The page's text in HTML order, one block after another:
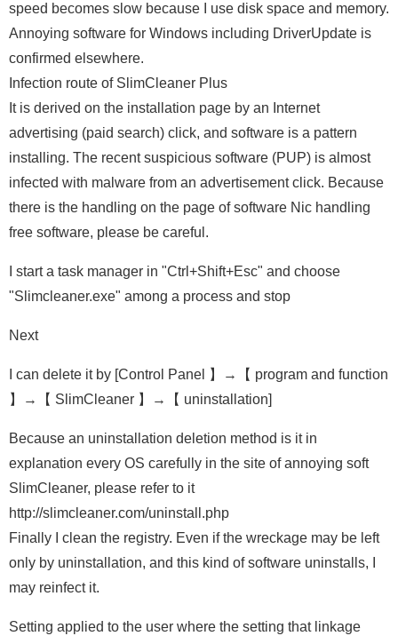
speed becomes slow because I use disk space and memory.
Annoying software for Windows including DriverUpdate is
confirmed elsewhere.
Infection route of SlimCleaner Plus
It is derived on the installation page by an Internet
advertising (paid search) click, and software is a pattern
installing. The recent suspicious software (PUP) is almost
infected with malware from an advertisement click. Because
there is the handling on the page of software Nic handling
free software, please be careful.
I start a task manager in "Ctrl+Shift+Esc" and choose
"Slimcleaner.exe" among a process and stop
Next
I can delete it by [Control Panel 】→【 program and function
】→【 SlimCleaner 】→【 uninstallation]
Because an uninstallation deletion method is it in
explanation every OS carefully in the site of annoying soft
SlimCleaner, please refer to it
http://slimcleaner.com/uninstall.php
Finally I clean the registry. Even if the wreckage may be left
only by uninstallation, and this kind of software uninstalls, I
may reinfect it.
Setting applied to the user where the setting that linkage